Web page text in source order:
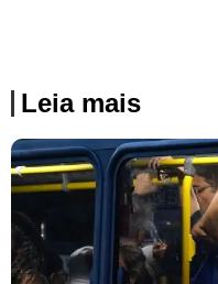
Leia mais